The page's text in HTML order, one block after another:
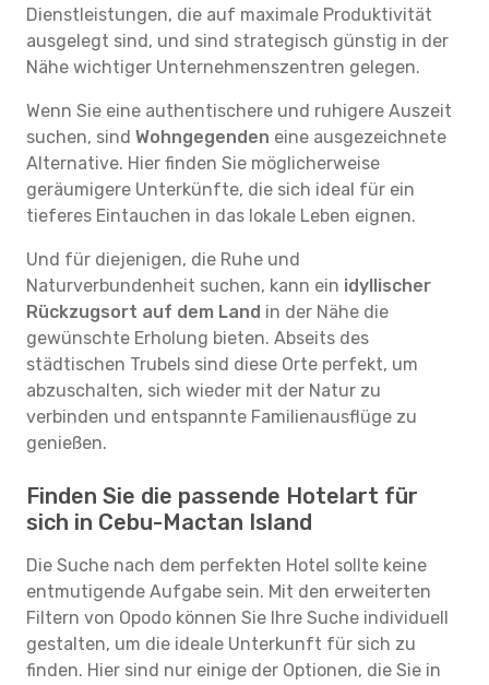
Dienstleistungen, die auf maximale Produktivität
ausgelegt sind, und sind strategisch günstig in der
Nähe wichtiger Unternehmenszentren gelegen.
Wenn Sie eine authentischere und ruhigere Auszeit
suchen, sind Wohngegenden eine ausgezeichnete
Alternative. Hier finden Sie möglicherweise
geräumigere Unterkünfte, die sich ideal für ein
tieferes Eintauchen in das lokale Leben eignen.
Und für diejenigen, die Ruhe und
Naturverbundenheit suchen, kann ein idyllischer
Rückzugsort auf dem Land in der Nähe die
gewünschte Erholung bieten. Abseits des
städtischen Trubels sind diese Orte perfekt, um
abzuschalten, sich wieder mit der Natur zu
verbinden und entspannte Familienausflüge zu
genießen.
Finden Sie die passende Hotelart für
sich in Cebu-Mactan Island
Die Suche nach dem perfekten Hotel sollte keine
entmutigende Aufgabe sein. Mit den erweiterten
Filtern von Opodo können Sie Ihre Suche individuell
gestalten, um die ideale Unterkunft für sich zu
finden. Hier sind nur einige der Optionen, die Sie in